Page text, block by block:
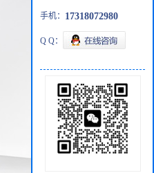
手机： 17318072980
Q Q：